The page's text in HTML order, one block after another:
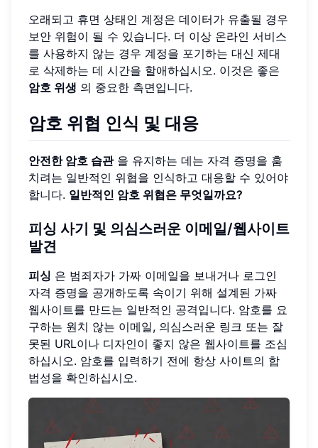
오래되고 휴면 상태인 계정은 데이터가 유출될 경우
보안 위험이 될 수 있습니다. 더 이상 온라인 서비스
를 사용하지 않는 경우 계정을 포기하는 대신 제대
로 삭제하는 데 시간을 할애하십시오. 이것은 좋은
암호 위생 의 중요한 측면입니다.
암호 위협 인식 및 대응
안전한 암호 습관을 유지하는 데는 자격 증명을 훔
치려는 일반적인 위협을 인식하고 대응할 수 있어야
합니다. 일반적인 암호 위협은 무엇일까요?
피싱 사기 및 의심스러운 이메일/웹사이트
발견
피싱 은 범죄자가 가짜 이메일을 보내거나 로그인
자격 증명을 공개하도록 속이기 위해 설계된 가짜
웹사이트를 만드는 일반적인 공격입니다. 암호를 요
구하는 원치 않는 이메일, 의심스러운 링크 또는 잘
못된 URL이나 디자인이 좋지 않은 웹사이트를 조심
하십시오. 암호를 입력하기 전에 항상 사이트의 합
법성을 확인하십시오.